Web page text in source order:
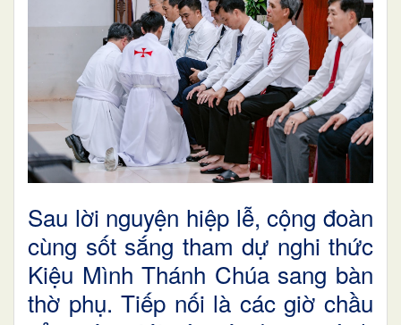
Sau lời nguyện hiệp lễ, cộng đoàn
cùng sốt sắng tham dự nghi thức
Kiệu Mình Thánh Chúa sang bàn
thờ phụ. Tiếp nối là các giờ chầu